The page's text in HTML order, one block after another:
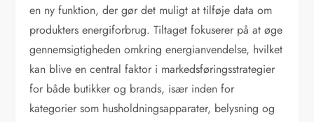
en ny funktion, der gør det muligt at tilføje data om
produkters energiforbrug. Tiltaget fokuserer på at øge
gennemsigtigheden omkring energianvendelse, hvilket
kan blive en central faktor i markedsføringsstrategier
for både butikker og brands, især inden for
kategorier som husholdningsapparater, belysning og